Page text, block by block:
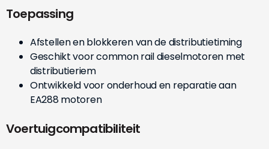
Toepassing
Afstellen en blokkeren van de distributietiming
Geschikt voor common rail dieselmotoren met
distributieriem
Ontwikkeld voor onderhoud en reparatie aan
EA288 motoren
Voertuigcompatibiliteit